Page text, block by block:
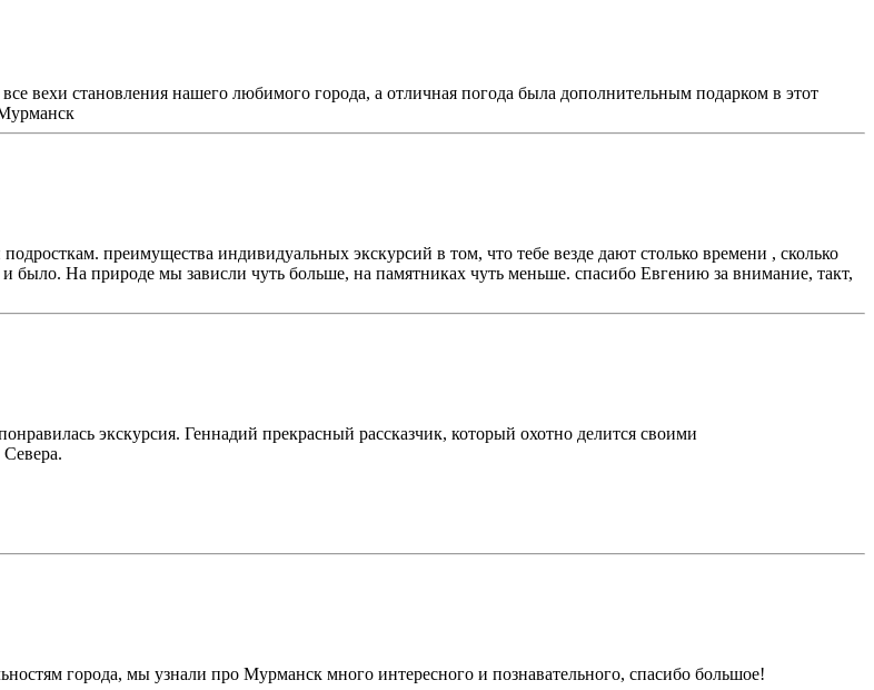
вехи становления нашего любимого города, а отличная погода была дополнительным подарком в этот
преимущества индивидуальных экскурсий в том, что тебе везде дают столько времени , сколько
было. На природе мы зависли чуть больше, на памятниках чуть меньше. спасибо Евгению за внимание, такт,
экскурсия. Геннадий прекрасный рассказчик, который охотно делится своими
города, мы узнали про Мурманск много интересного и познавательного, спасибо большое!